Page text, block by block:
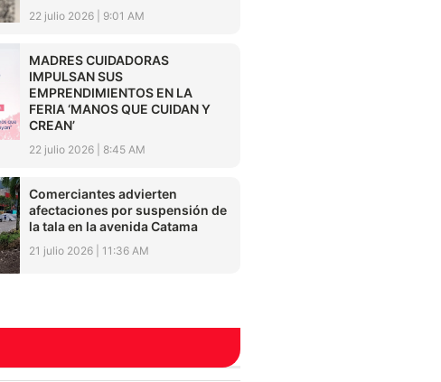
22 julio 2026 9:01 AM
MADRES CUIDADORAS
IMPULSAN SUS
EMPRENDIMIENTOS EN LA
FERIA ‘MANOS QUE CUIDAN Y
CREAN’
22 julio 2026 8:45 AM
Comerciantes advierten
afectaciones por suspensión de
la tala en la avenida Catama
21 julio 2026 11:36 AM